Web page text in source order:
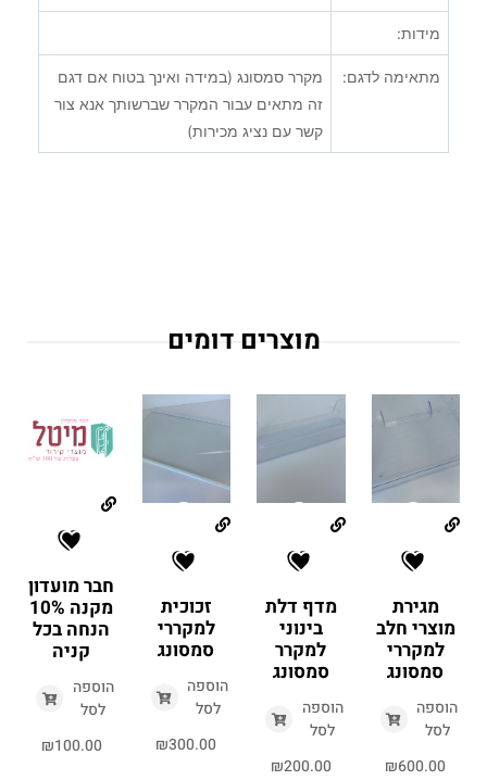
מידות:
מתאימה לדגם:
מקרר סמסונג (במידה ואינך בטוח אם דגם
זה מתאים עבור המקרר שברשותך אנא צור
קשר עם נציג מכירות)
מוצרים דומים
מגירת
מוצרי חלב
למקררי
סמסונג
הוספה
לסל
₪600.00
מדף דלת
בינוני
למקרר
סמסונג
הוספה
לסל
₪200.00
זכוכית
למקררי
סמסונג
הוספה
לסל
₪300.00
חבר מועדון
מקנה 10%
הנחה בכל
קניה
הוספה
לסל
₪100.00